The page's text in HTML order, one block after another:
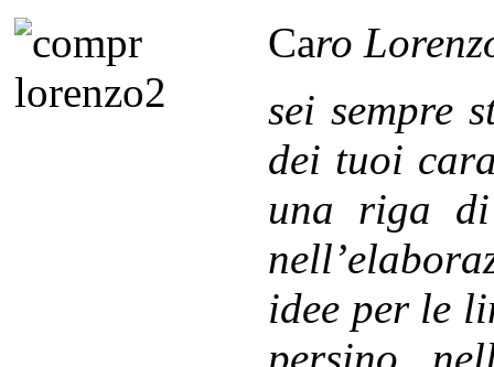
Caro
sei sempre
dei tuoi
una riga
idee per le
persino